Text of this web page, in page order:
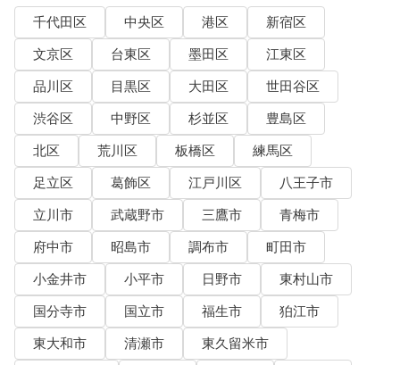
千代田区 中央区 港区
新宿区
文京区
台東区 墨田区
江東区
品川区
目黒区 大田区
世田谷区
渋谷区
中野区 杉並区
豊島区
北区
荒川区 板橋区
練馬区
足立区
葛飾区 江戸川区
八王子市
立川市
武蔵野市 三鷹市
青梅市
府中市
昭島市 調布市
町田市
小金井市
小平市 日野市
東村山市
国分寺市
国立市 福生市
狛江市
東大和市
清瀬市
東久留米市